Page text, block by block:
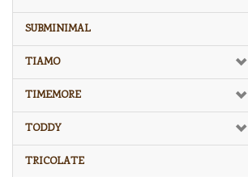
SUBMINIMAL
TIAMO
TIMEMORE
TODDY
TRICOLATE